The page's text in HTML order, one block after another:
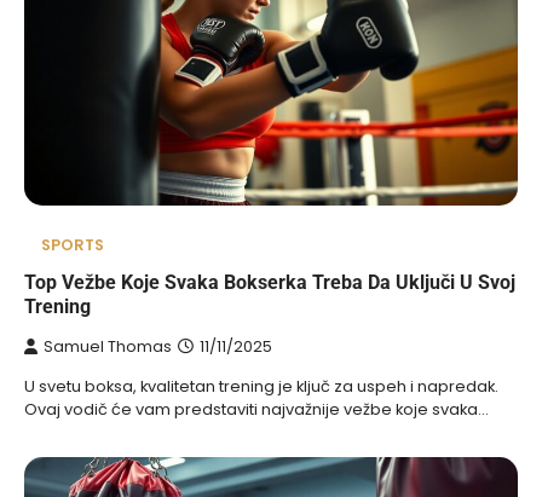
SPORTS
Top Vežbe Koje Svaka Bokserka Treba Da Uključi U Svoj
Trening
Samuel Thomas 11/11/2025
U svetu boksa, kvalitetan trening je ključ za uspeh i napredak.
Ovaj vodič će vam predstaviti najvažnije vežbe koje svaka…